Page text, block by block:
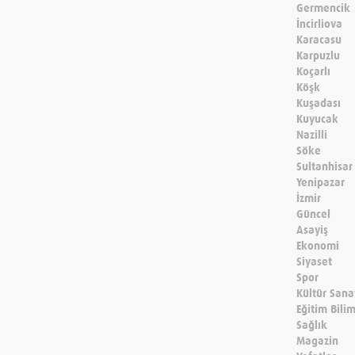
Germencik
İncirliova
Karacasu
Karpuzlu
Koçarlı
Köşk
Kuşadası
Kuyucak
Nazilli
Söke
Sultanhisar
Yenipazar
İzmir
Güncel
Asayiş
Ekonomi
Siyaset
Spor
Kültür
Eğitim
Sağlık
Magazin